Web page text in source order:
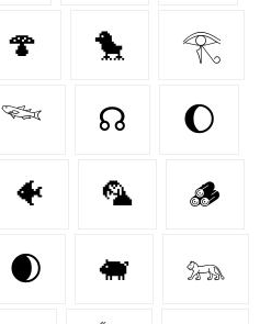
🍄‍ 🐤 𓂀
𓆝 ☊ 🌔
🐠 🦜 🪵
🌒 🐖 𓃬